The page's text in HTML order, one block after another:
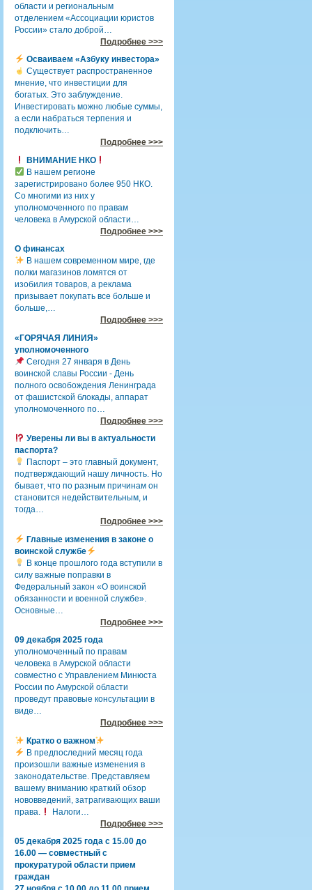
области и региональным
отделением «Ассоциации юристов
России» стало доброй…
Подробнее >>>
Осваиваем «Азбуку инвестора»
Существует распространенное
мнение, что инвестиции для
богатых. Это заблуждение.
Инвестировать можно любые суммы,
а если набраться терпения и
подключить…
Подробнее >>>
ВНИМАНИЕ НКО
В нашем регионе
зарегистрировано более 950 НКО.
Со многими из них у
уполномоченного по правам
человека в Амурской области…
Подробнее >>>
О финансах
В нашем современном мире, где
полки магазинов ломятся от
изобилия товаров, а реклама
призывает покупать все больше и
больше,…
Подробнее >>>
«ГОРЯЧАЯ ЛИНИЯ»
уполномоченного
Сегодня 27 января в День
воинской славы России - День
полного освобождения Ленинграда
от фашистской блокады, аппарат
уполномоченного по…
Подробнее >>>
Уверены ли вы в актуальности
паспорта?
Паспорт – это главный документ,
подтверждающий нашу личность. Но
бывает, что по разным причинам он
становится недействительным, и
тогда…
Подробнее >>>
Главные изменения в законе о
воинской службе
В конце прошлого года вступили в
силу важные поправки в
Федеральный закон «О воинской
обязанности и военной службе».
Основные…
Подробнее >>>
09 декабря 2025 года
уполномоченный по правам
человека в Амурской области
совместно с Управлением Минюста
России по Амурской области
проведут правовые консультации в
виде…
Подробнее >>>
Кратко о важном
В предпоследний месяц года
произошли важные изменения в
законодательстве. Представляем
вашему вниманию краткий обзор
нововведений, затрагивающих ваши
права.
Налоги…
Подробнее >>>
05 декабря 2025 года с 15.00 до
16.00 — совместный с
прокуратурой области прием
граждан